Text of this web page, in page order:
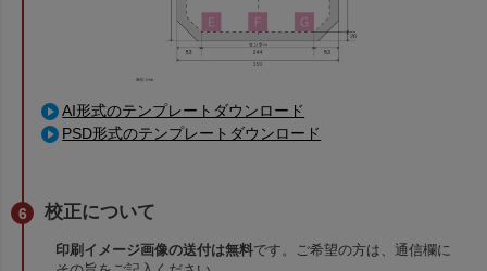
AI形式のテンプレートダウンロード
PSD形式のテンプレートダウンロード
校正について
印刷イメージ画像の送付は無料です。ご希望の方は、通信欄に